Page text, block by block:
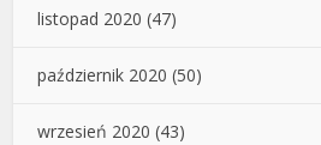
listopad 2020 (47)
październik 2020 (50)
wrzesień 2020 (43)